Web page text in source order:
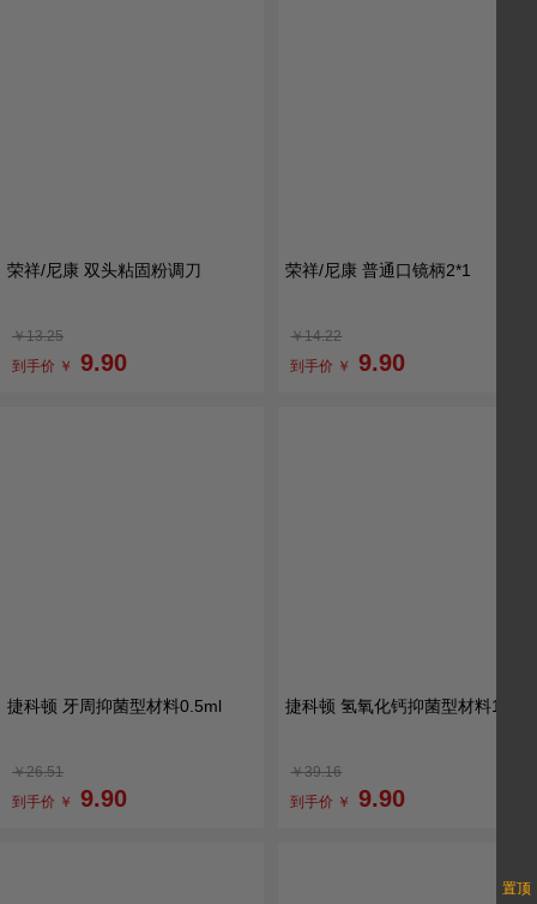
置顶
荣祥/尼康 双头粘固粉调刀
￥13.25
到手价 ￥
9.90
荣祥/尼康 普通口镜柄2*1
￥14.22
到手价 ￥
9.90
捷科顿 牙周抑菌型材料0.5ml
￥26.51
到手价 ￥
9.90
捷科顿 氢氧化钙抑菌型材料1g
￥39.16
到手价 ￥
9.90